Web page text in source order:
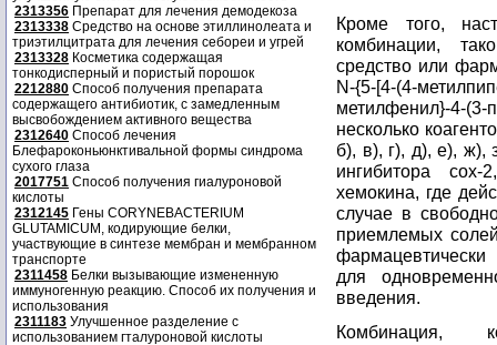
2313356 Препарат для лечения демодекоза
2313338 Средство на основе этиллинолеата и
триэтилцитрата для лечения себореи и угрей
2313328 Косметика содержащая
тонкодисперный и пористый порошок
2212880 Способ получения препарата
содержащего антибиотик, с замедленным
высвобождением активного вещества
2312640 Способ лечения
Блефароконьюнктивальной формы синдрома
сухого глаза
2017751 Способ получения гиалуроновой
кислоты
2312145 Гены CORYNEBACTERIUM
GLUTAMICUM, кодирующие белки,
участвующие в синтезе мембран и мембранном
транспорте
2311458 Белки вызывающие измененную
иммуногенную реакцию. Способ их получения и
использования
2311183 Улучшенное разделение с
использованием гталуроновой кислоты
Кроме того,
комбинации,
средство или
N-{5-[4-(4-
метилфенил}-4-
несколько
б), в), г), д), е), ж),
ингибитора сох-
хемокина, где
случае в
приемлемых
для
введения.
Комбинация,